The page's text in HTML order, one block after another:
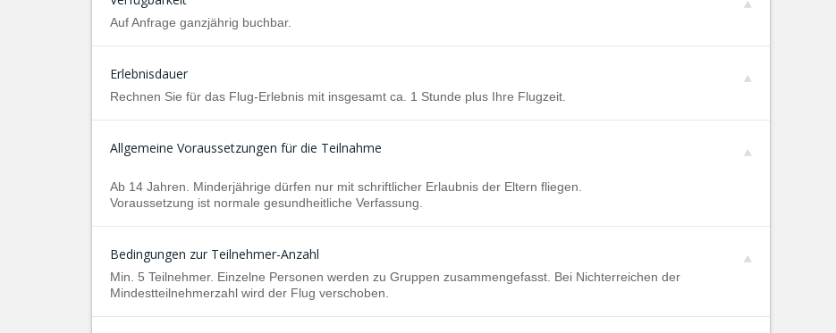
Auf Anfrage ganzjährig buchbar.
Erlebnisdauer
Rechnen Sie für das Flug-Erlebnis mit insgesamt ca. 1 Stunde plus Ihre Flugzeit.
Allgemeine Voraussetzungen für die Teilnahme
Ab 14 Jahren. Minderjährige dürfen nur mit schriftlicher Erlaubnis der Eltern fliegen.
Voraussetzung ist normale gesundheitliche Verfassung.
Bedingungen zur Teilnehmer-Anzahl
Min. 5 Teilnehmer. Einzelne Personen werden zu Gruppen zusammengefasst. Bei Nichterreichen der
Mindestteilnehmerzahl wird der Flug verschoben.